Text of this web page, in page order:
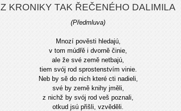
Z KRONIKY TAK ŘEČENÉHO DALIMILA
(Předmluva)
Mnozí pověsti hledajú,
v tom múdřě i dvorně činie,
ale že své země netbajú,
tiem svój rod sprostenstvím vinie.
Neb by sě do nich které cti nadieli,
své by země knihy jměli,
z nichž by svój rod veš poznali,
otkud jsú přišli, vzvěděli.